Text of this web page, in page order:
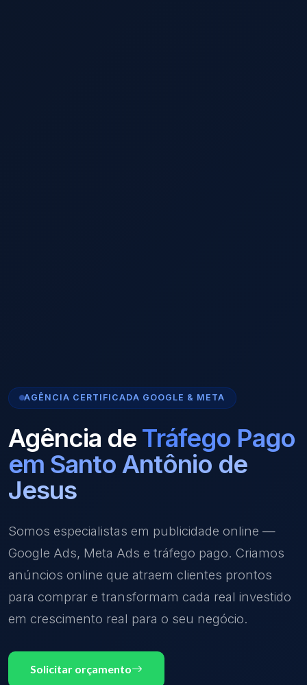
AGÊNCIA CERTIFICADA GOOGLE & META
Agência de Tráfego Pago
em Santo Antônio de
Jesus
Somos especialistas em publicidade online —
Google Ads, Meta Ads e tráfego pago. Criamos
anúncios online que atraem clientes prontos
para comprar e transformam cada real investido
em crescimento real para o seu negócio.
Solicitar orçamento